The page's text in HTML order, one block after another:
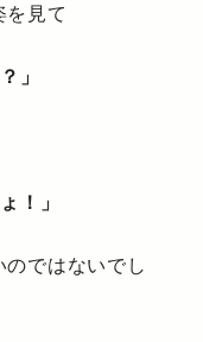
を見て
」
！」
ではないでし